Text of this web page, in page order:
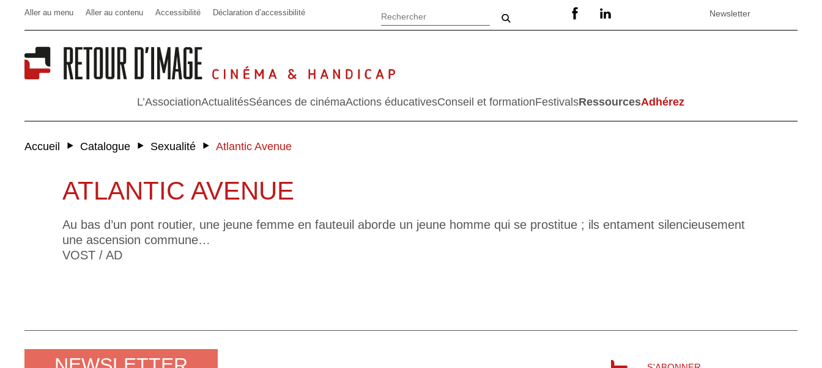
Aller au menu Aller au contenu Accessibilité Déclaration d’accessibilité Newsletter
L’AssociationActualitésSéances de cinémaActions éducativesConseil et formationFestivalsRessourcesAdhérez
Accueil ‣ Catalogue ‣ Sexualité ‣ Atlantic Avenue
ATLANTIC AVENUE
Au bas d’un pont routier, une jeune femme en fauteuil aborde un jeune homme qui se prostitue ; ils entament silencieusement
une ascension commune…
VOST / AD